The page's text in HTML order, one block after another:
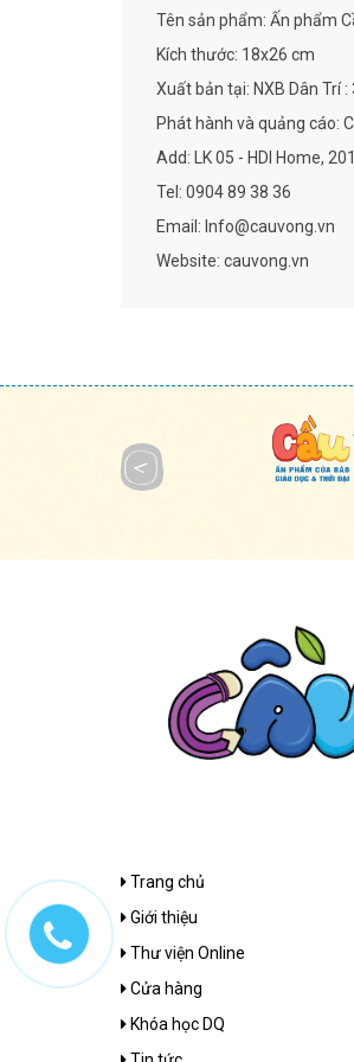
Tên sản phẩm: Ấn phẩm
Kích thước: 18x26 cm
Xuất bản tại: NXB Dân Trí
Phát hành và quảng cáo:
Add: LK 05 - HDI Home,
Tel: 0904 89 38 36
Email: Info@cauvong.vn
Website: cauvong.vn
Trang chủ
Giới thiệu
Thư viện Online
Cửa hàng
Khóa học DQ